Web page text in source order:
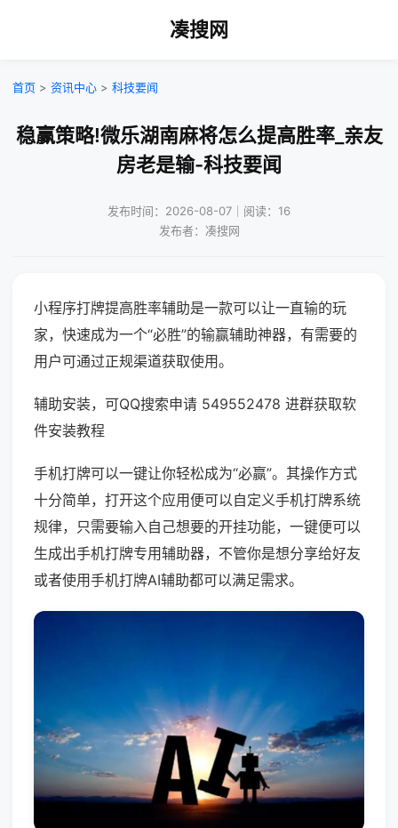
凑搜网
首页 > 资讯中心 > 科技要闻
稳赢策略!微乐湖南麻将怎么提高胜率_亲友
房老是输-科技要闻
发布时间：2026-08-07｜阅读：16
发布者：凑搜网
小程序打牌提高胜率辅助是一款可以让一直输的玩
家，快速成为一个“必胜”的输赢辅助神器，有需要的
用户可通过正规渠道获取使用。
辅助安装，可QQ搜索申请 549552478 进群获取软
件安装教程
手机打牌可以一键让你轻松成为“必赢”。其操作方式
十分简单，打开这个应用便可以自定义手机打牌系统
规律，只需要输入自己想要的开挂功能，一键便可以
生成出手机打牌专用辅助器，不管你是想分享给好友
或者使用手机打牌AI辅助都可以满足需求。